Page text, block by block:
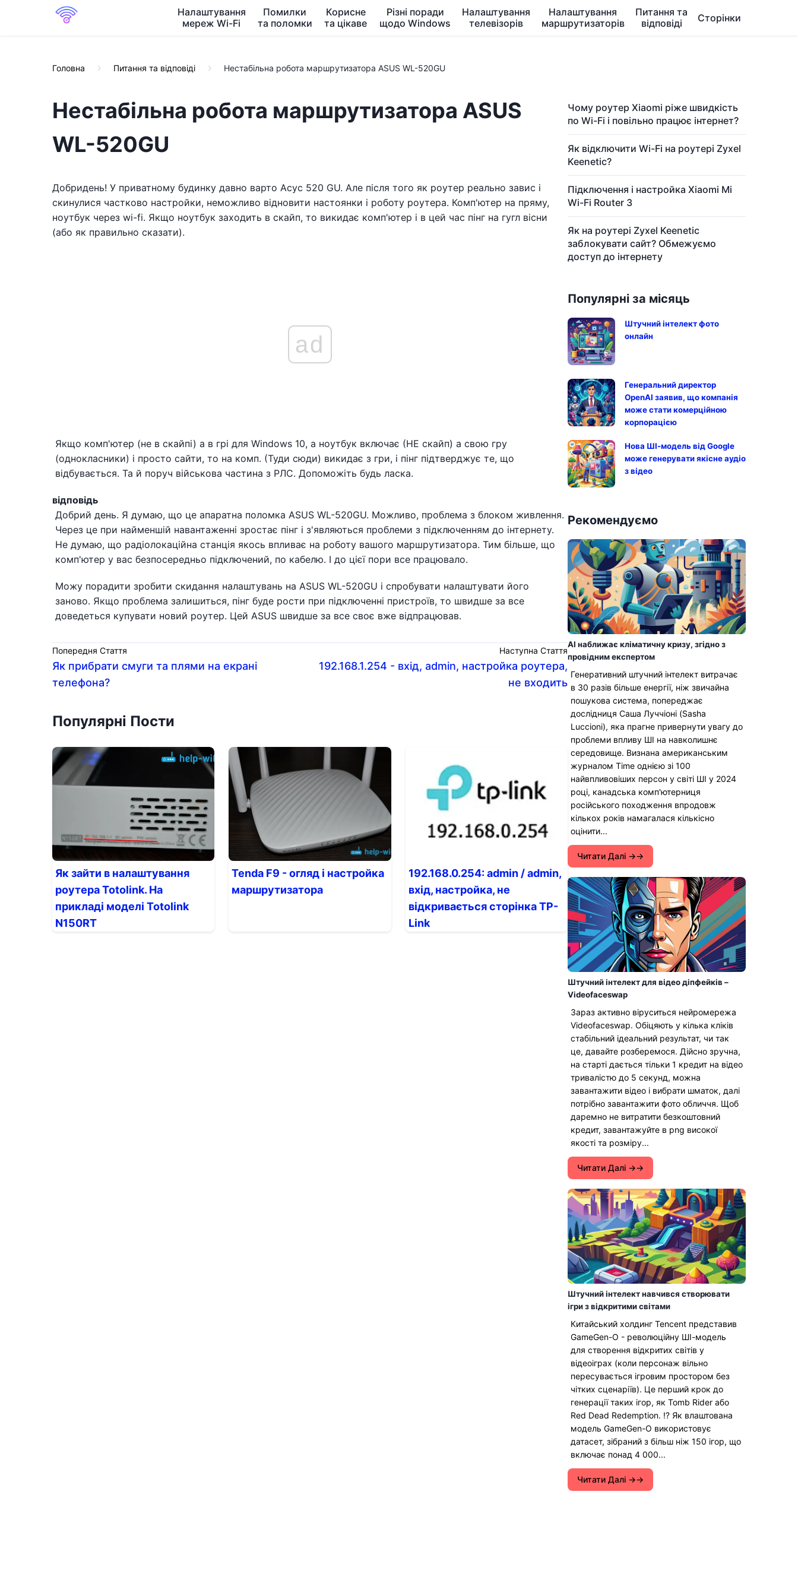
Налаштування
мереж Wi-Fi
Помилки
та поломки
Корисне
та цікаве
Різні поради
щодо Windows
Налаштування
телевізорів
Налаштування
маршрутизаторів
Питання та
відповіді
Сторінки
Головна Питання та відповіді Нестабільна робота маршрутизатора ASUS WL-520GU
Нестабільна робота маршрутизатора ASUS
WL-520GU
Добридень! У приватному будинку давно варто Асус 520 GU. Але після того як роутер реально завис і
скинулися частково настройки, неможливо відновити настоянки і роботу роутера. Комп'ютер на пряму,
ноутбук через wi-fi. Якщо ноутбук заходить в скайп, то викидає комп'ютер і в цей час пінг на гугл вісни
(або як правильно сказати).
ad
Якщо комп'ютер (не в скайпі) а в грі для Windows 10, а ноутбук включає (НЕ скайп) а свою гру
(однокласники) і просто сайти, то на комп. (Туди сюди) викидає з гри, і пінг підтверджує те, що
відбувається. Та й поруч військова частина з РЛС. Допоможіть будь ласка.
відповідь
Добрий день. Я думаю, що це апаратна поломка ASUS WL-520GU. Можливо, проблема з блоком живлення.
Через це при найменшій навантаженні зростає пінг і з'являються проблеми з підключенням до інтернету.
Не думаю, що радіолокаційна станція якось впливає на роботу вашого маршрутизатора. Тим більше, що
комп'ютер у вас безпосередньо підключений, по кабелю. І до цієї пори все працювало.
Можу порадити зробити скидання налаштувань на ASUS WL-520GU і спробувати налаштувати його
заново. Якщо проблема залишиться, пінг буде рости при підключенні пристроїв, то швидше за все
доведеться купувати новий роутер. Цей ASUS швидше за все своє вже відпрацював.
Попередня Стаття
Як прибрати смуги та плями на екрані
телефона?
Наступна Стаття
192.168.1.254 - вхід, admin, настройка роутера,
не входить
Популярні Пости
Як зайти в налаштування
роутера Totolink. На
прикладі моделі Totolink
N150RT
Tenda F9 - огляд і настройка
маршрутизатора
192.168.0.254: admin / admin,
вхід, настройка, не
відкривається сторінка TP-
Link
Чому роутер Xiaomi ріже швидкість
по Wi-Fi і повільно працює інтернет?
Як відключити Wi-Fi на роутері Zyxel
Keenetic?
Підключення і настройка Xiaomi Mi
Wi-Fi Router 3
Як на роутері Zyxel Keenetic
заблокувати сайт? Обмежуємо
доступ до інтернету
Популярні за місяць
Штучний інтелект фото
онлайн
Генеральний директор
OpenAI заявив, що компанія
може стати комерційною
корпорацією
Нова ШІ-модель від Google
може генерувати якісне аудіо
з відео
Рекомендуємо
AI наближає кліматичну кризу, згідно з
провідним експертом
Генеративний штучний інтелект витрачає
в 30 разів більше енергії, ніж звичайна
пошукова система, попереджає
дослідниця Саша Луччіоні (Sasha
Luccioni), яка прагне привернути увагу до
проблеми впливу ШІ на навколишнє
середовище. Визнана американським
журналом Time однією зі 100
найвпливовіших персон у світі ШІ у 2024
році, канадська комп'ютерниця
російського походження впродовж
кількох років намагалася кількісно
оцінити...
Читати Далі →
Штучний інтелект для відео діпфейків –
Videofaceswap
Зараз активно віруситься нейромережа
Videofaceswap. Обіцяють у кілька кліків
стабільний ідеальний результат, чи так
це, давайте розберемося. Дійсно зручна,
на старті дається тільки 1 кредит на відео
тривалістю до 5 секунд, можна
завантажити відео і вибрати шматок, далі
потрібно завантажити фото обличчя. Щоб
даремно не витратити безкоштовний
кредит, завантажуйте в png високої
якості та розміру...
Читати Далі →
Штучний інтелект навчився створювати
ігри з відкритими світами
Китайський холдинг Tencent представив
GameGen-O - революційну ШІ-модель
для створення відкритих світів у
відеоіграх (коли персонаж вільно
пересувається ігровим простором без
чітких сценаріїв). Це перший крок до
генерації таких ігор, як Tomb Rider або
Red Dead Redemption. ⁉️ Як влаштована
модель GameGen-O використовує
датасет, зібраний з більш ніж 150 ігор, що
включає понад 4 000...
Читати Далі →